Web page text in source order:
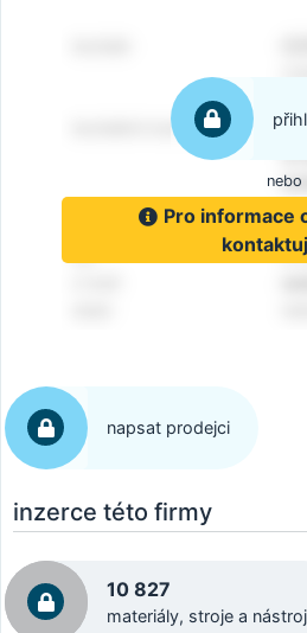
nebo
Pro informace
napsat prodejci
inzerce této firmy
10 827
materiály, stroje a